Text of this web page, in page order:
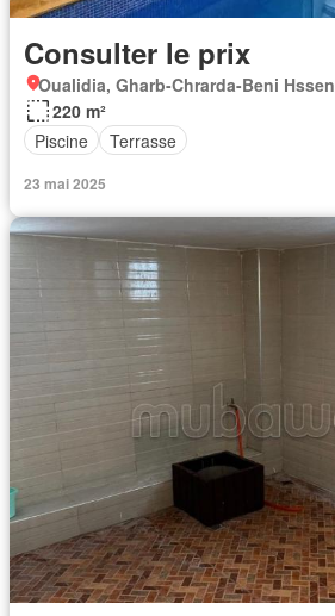
Consulter le prix
Oualidia, Gharb-Chrarda-Beni Hssen
220 m²
Piscine
Terrasse
23 mai 2025